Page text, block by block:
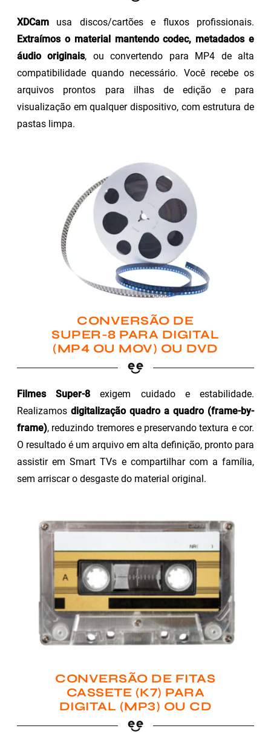
XDCam usa discos/cartões e fluxos profissionais.
Extraímos o material mantendo codec, metadados e
áudio originais, ou convertendo para MP4 de alta
compatibilidade quando necessário. Você recebe os
arquivos prontos para ilhas de edição e para
visualização em qualquer dispositivo, com estrutura de
pastas limpa.
CONVERSÃO DE
SUPER-8 PARA DIGITAL
(MP4 OU MOV) OU DVD
Filmes Super-8 exigem cuidado e estabilidade.
Realizamos digitalização quadro a quadro (frame-by-
frame), reduzindo tremores e preservando textura e cor.
O resultado é um arquivo em alta definição, pronto para
assistir em Smart TVs e compartilhar com a família,
sem arriscar o desgaste do material original.
CONVERSÃO DE FITAS
CASSETE (K7) PARA
DIGITAL (MP3) OU CD